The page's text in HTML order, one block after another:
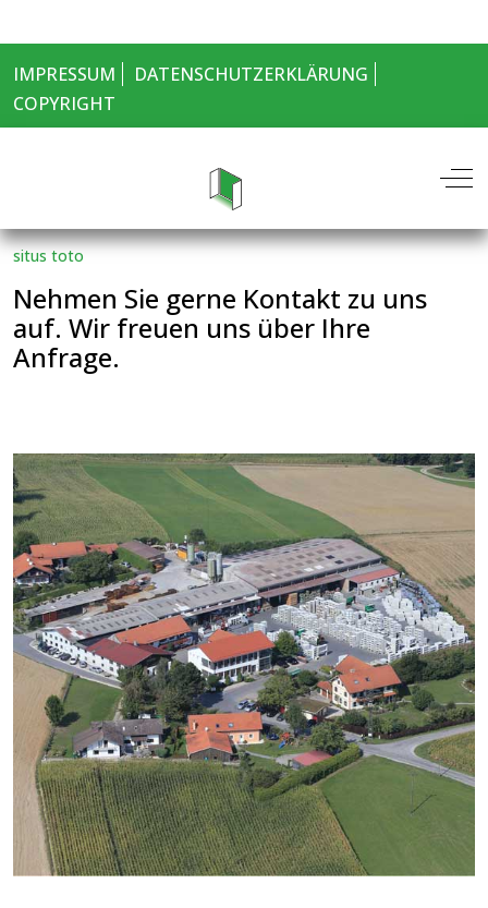
IMPRESSUM
DATENSCHUTZERKLÄRUNG
COPYRIGHT
Off-
situs toto
Nehmen Sie gerne Kontakt zu uns
auf. Wir freuen uns über Ihre
Anfrage.